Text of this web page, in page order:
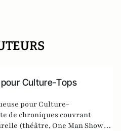
Culture-Tops
pour Culture-
de chroniques couvrant
(théâtre, One Man Shows,